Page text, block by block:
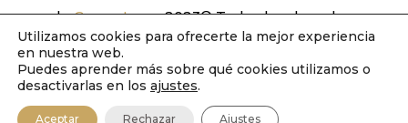
deGrupo Inova2023© Todos los derechos
reservados.Política de Privacidad|Aviso
Legal|Política de Cookies
Utilizamos cookies para ofrecerte la mejor experiencia
en nuestra web.
Puedes aprender más sobre qué cookies utilizamos o
desactivarlas en los ajustes.
Aceptar Rechazar Ajustes